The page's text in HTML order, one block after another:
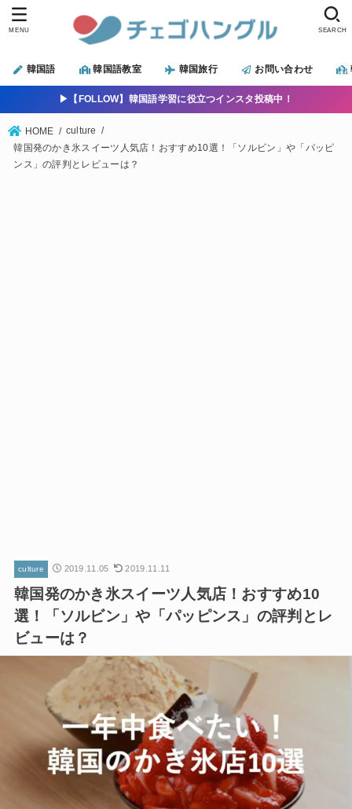
韓国語 韓国語教室 韓国旅行 お問い合わせ
SEARCH
MENU
▶︎【FOLLOW】韓国語学習に役立つインスタ投稿中！
HOME
culture
韓国発のかき氷スイーツ人気店！おすすめ10選！「ソルビン」や「パッピ
ンス」の評判とレビューは？
culture 2019.11.05 2019.11.11
韓国発のかき氷スイーツ人気店！おすすめ10
選！「ソルビン」や「パッピンス」の評判とレ
ビューは？